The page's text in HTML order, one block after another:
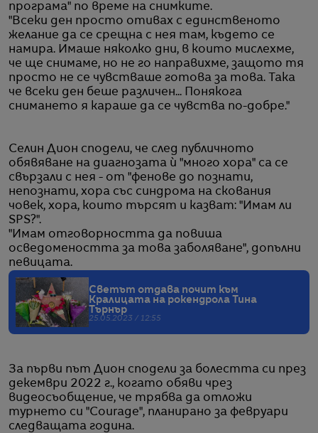
програма" по време на снимките.
"Всеки ден просто отивах с единственото
желание да се срещна с нея там, където се
намира. Имаше няколко дни, в които мислехме,
че ще снимаме, но не го направихме, защото тя
просто не се чувстваше готова за това. Така
че всеки ден беше различен... Понякога
снимането я караше да се чувства по-добре."
Селин Дион сподели, че след публичното
обявяване на диагнозата ѝ "много хора" са се
свързали с нея - от "фенове до познати,
непознати, хора със синдрома на скования
човек, хора, които търсят и казват: "Имам ли
SPS?".
"Имам отговорността да повиша
осведомеността за това заболяване", допълни
певицата.
Светът отдава почит към
Кралицата на рокендрола Тина
Търнър
25.05.2023 / 12:55
За първи път Дион сподели за болестта си през
декември 2022 г., когато обяви чрез
видеосъобщение, че трябва да отложи
турнето си "Courage", планирано за февруари
следващата година.